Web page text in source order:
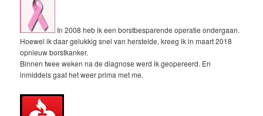
In 2008 heb ik een borstbesparende operatie ondergaan.
Hoewel ik daar gelukkig snel van herstelde, kreeg ik in maart 2018
opnieuw borstkanker.
Binnen twee weken na de diagnose werd ik geopereerd. En
inmiddels gaat het weer prima met me.